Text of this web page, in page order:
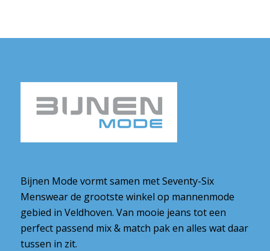
Bijnen Mode vormt samen met Seventy-Six
Menswear de grootste winkel op mannenmode
gebied in Veldhoven. Van mooie jeans tot een
perfect passend mix & match pak en alles wat daar
tussen in zit.